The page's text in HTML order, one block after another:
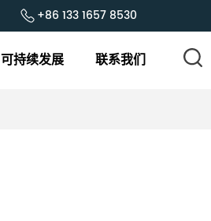
+86 133 1657 8530
可持续发展 联系我们